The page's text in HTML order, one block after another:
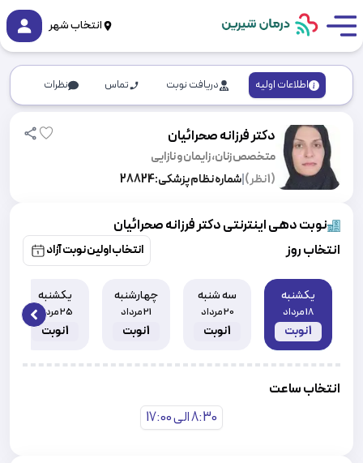
انتخاب شهر
اطلاعات اولیه دریافت نوبت تماس نظرات
دکتر فرزانه صحرائیان
متخصص زنان، زایمان و نازایی
(
1نظر) شماره نظام پزشکی:28824
نوبت دهی اینترنتی دکتر فرزانه صحرائیان
انتخاب روز
انتخاب اولین نوبت آزاد
یکشنبه
18 مرداد
1نوبت
سه شنبه
20 مرداد
1نوبت
چهارشنبه
21 مرداد
1نوبت
یکشنبه
25 مرداد
1نوبت
انتخاب ساعت
8:30 الی 17:00